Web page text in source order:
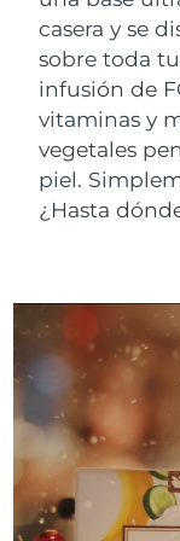
casera y se
sobre toda
infusión de
vitaminas y
vegetales
piel.
¿Hasta
For
Cosméticos
Comprar todo
ACERCA DE
Israel
Italia
Japón
Jersey
Kuwait
Letonia
Líbano
Lituania